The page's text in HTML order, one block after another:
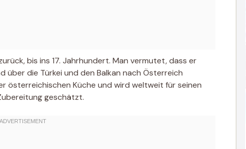
bis ins 17. Jahrhundert. Man vermutet, dass er
über die Türkei und den Balkan nach Österreich
österreichischen Küche und wird weltweit für seinen
geschätzt.